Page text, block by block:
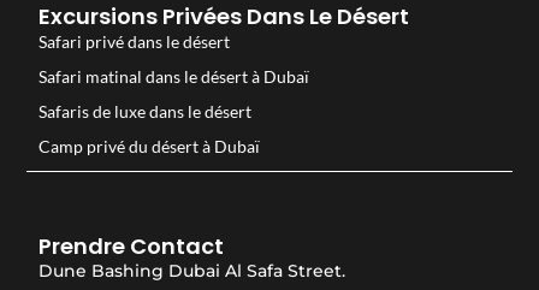
Excursions Privées Dans Le Désert
Safari privé dans le désert
Safari matinal dans le désert à Dubaï
Safaris de luxe dans le désert
Camp privé du désert à Dubaï
Prendre Contact
Dune Bashing Dubai Al Safa Street.